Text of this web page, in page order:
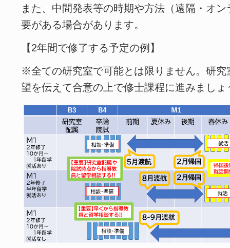
また、中間発表等の時期や方法（遠隔・オ
要がある場合があります。
【2年間で修了する予定の例】
※全ての研究室で可能とは限りません。研究
望を伝えて合意の上で修士課程に進みましょ